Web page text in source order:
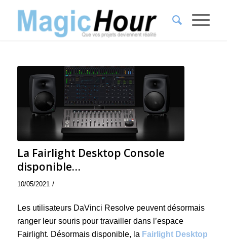
La Fairlight Desktop Console
disponible…
10/05/2021 /
Les utilisateurs DaVinci Resolve peuvent désormais
ranger leur souris pour travailler dans l’espace
Fairlight. Désormais disponible, la Fairlight Desktop